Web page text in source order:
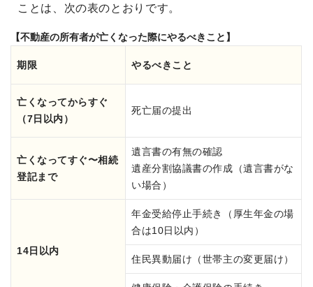
ことは、次の表のとおりです。
【不動産の所有者が亡くなった際にやるべきこと】
期限 やるべきこと
亡くなってからすぐ
（7日以内）
死亡届の提出
亡くなってすぐ〜相続
登記まで
遺言書の有無の確認
遺産分割協議書の作成（遺言書がな
い場合）
14日以内
年金受給停止手続き（厚生年金の場
合は10日以内）
住民異動届け（世帯主の変更届け）